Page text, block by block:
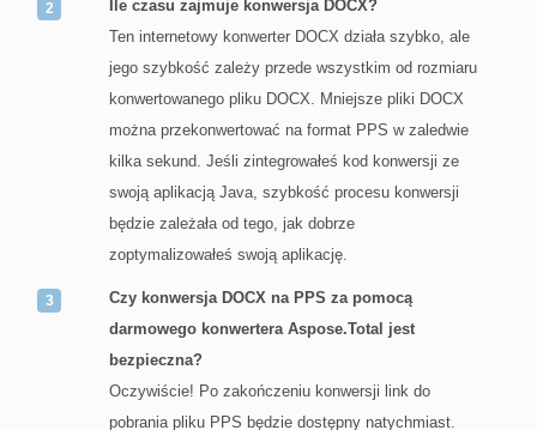
Ile czasu zajmuje konwersja DOCX?
Ten internetowy konwerter DOCX działa szybko, ale
jego szybkość zależy przede wszystkim od rozmiaru
konwertowanego pliku DOCX. Mniejsze pliki DOCX
można przekonwertować na format PPS w zaledwie
kilka sekund. Jeśli zintegrowałeś kod konwersji ze
swoją aplikacją Java, szybkość procesu konwersji
będzie zależała od tego, jak dobrze
zoptymalizowałeś swoją aplikację.
Czy konwersja DOCX na PPS za pomocą
darmowego konwertera Aspose.Total jest
bezpieczna?
Oczywiście! Po zakończeniu konwersji link do
pobrania pliku PPS będzie dostępny natychmiast.